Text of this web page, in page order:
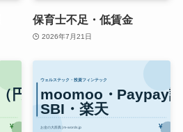
保育士不足・低賃金
2026年7月21日